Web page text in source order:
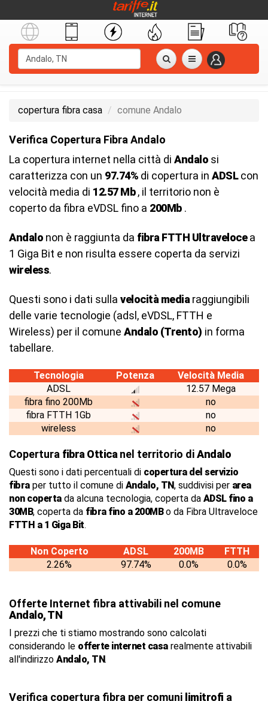
copertura fibra casa comune Andalo
Verifica Copertura Fibra Andalo
La copertura internet nella città di Andalo si
caratterizza con un 97.74% di copertura in ADSLcon
velocità media di 12.57 Mb, il territorio non è
coperto da fibra eVDSL fino a 200Mb.
Andalo non è raggiunta da fibra FTTH Ultravelocea
1 Giga Bit e non risulta essere coperta da servizi
wireless.
Questi sono i dati sulla velocità media raggiungibili
delle varie tecnologie (adsl, eVDSL, FTTH e
Wireless) per il comune Andalo (Trento) in forma
tabellare.
Tecnologia Potenza
Velocità Media
ADSL
12.57 Mega
fibra fino 200Mb
no
fibra FTTH 1Gb
no
wireless
no
Copertura fibra Ottica nel territorio diAndalo
Questi sono i dati percentuali di copertura del servizio
fibraper tutto il comune di Andalo, TN, suddivisi per area
non copertada alcuna tecnologia, coperta da ADSL fino a
30MB, coperta da fibra fino a 200MBo da Fibra Ultraveloce
FTTH a 1 Giga Bit.
Non Coperto ADSL 200MB
FTTH
2.26%
97.74% 0.0% 0.0%
Offerte Internet fibra attivabili nel comune
Andalo, TN
I prezzi che ti stiamo mostrando sono calcolati
considerando le offerte internet casarealmente attivabili
all'indirizzo Andalo, TN.
Verifica copertura fibra per comuni limitrofi a